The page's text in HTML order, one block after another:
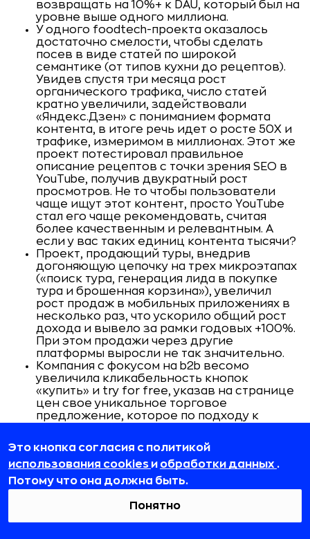
возвращать на 10%+ к DAU, который был на
уровне выше одного миллиона.
У одного foodtech-проекта оказалось
достаточно смелости, чтобы сделать
посев в виде статей по широкой
семантике (от типов кухни до рецептов).
Увидев спустя три месяца рост
органического трафика, число статей
кратно увеличили, задействовали
«Яндекс.Дзен» с пониманием формата
контента, в итоге речь идет о росте 50Х и
трафике, измеримом в миллионах. Этот же
проект потестировал правильное
описание рецептов с точки зрения SEO в
YouTube, получив двукратный рост
просмотров. Не то чтобы пользователи
чаще ищут этот контент, просто YouTube
стал его чаще рекомендовать, считая
более качественным и релевантным. А
если у вас таких единиц контента тысячи?
Проект, продающий туры, внедрив
догоняющую цепочку на трех микроэтапах
(«поиск тура, генерация лида в покупке
тура и брошенная корзина»), увеличил
рост продаж в мобильных приложениях в
несколько раз, что ускорило общий рост
дохода и вывело за рамки годовых +100%.
При этом продажи через другие
платформы выросли не так значительно.
Компания с фокусом на b2b весомо
увеличила кликабельность кнопок
«купить» и try for free, указав на странице
цен свое уникальное торговое
предложение, которое по подходу к
отличается от конкурентов. Пользователи
стали лучше считывать это как ценность.
Это увеличивало общую вероятность
покупки (не все, кто идут во free trial, в
итоге покупают).
Мобильное приложение
Это кнопка согласия с политикой
использования cookies и обработки данных .
Потому что она должна быть.
Понятно